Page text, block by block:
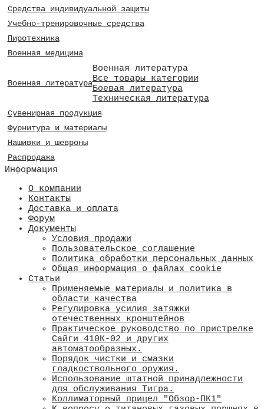
Средства индивидуальной защиты
Учебно-тренировочные средства
Пиротехника
Военная медицина
Военная литература
Военная литература
Все товары категории
Боевая литература
Техническая литература
Сувенирная продукция
Фурнитура и материалы
Нашивки и шевроны
Распродажа
Информация
О компании
Контакты
Доставка и оплата
Форум
Документы
Условия продажи
Пользовательское соглашение
Политика обработки персональных данных
Общая информация о файлах cookie
Статьи
Применяемые материалы и политика в
области качества
​Регулировка усилия затяжки
отечественных кронштейнов
Практическое руководство по пристрелке
Сайги 410К-02 и других
автоматообразных.
Порядок чистки и смазки
гладкоствольного оружия.
Использование штатной принадлежности
для обслуживания Тигра.
Коллиматорный прицел "Обзор-ПК1"